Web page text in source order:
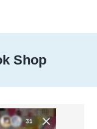
Shop